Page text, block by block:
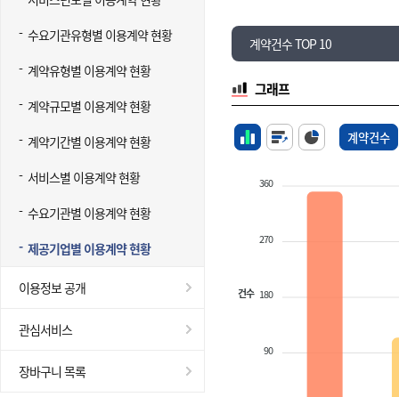
수요기관유형별 이용계약 현황
계약유형별 이용계약 현황
계약규모별 이용계약 현황
계약기간별 이용계약 현황
서비스별 이용계약 현황
수요기관별 이용계약 현황
제공기업별 이용계약 현황
이용정보 공개
관심서비스
장바구니 목록
계약건수 TOP 10
그래프
계약건수
360
270
180
90
건수